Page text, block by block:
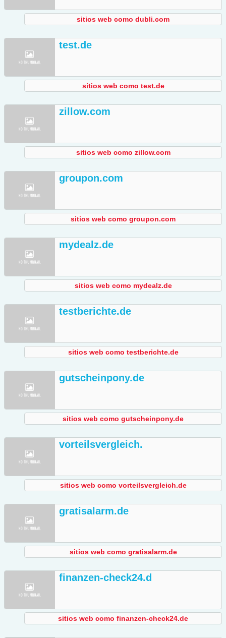
sitios web como dubli.com
test.de
sitios web como test.de
zillow.com
sitios web como zillow.com
groupon.com
sitios web como groupon.com
mydealz.de
sitios web como mydealz.de
testberichte.de
sitios web como testberichte.de
gutscheinpony.de
sitios web como gutscheinpony.de
vorteilsvergleich.
sitios web como vorteilsvergleich.de
gratisalarm.de
sitios web como gratisalarm.de
finanzen-check24.d
sitios web como finanzen-check24.de